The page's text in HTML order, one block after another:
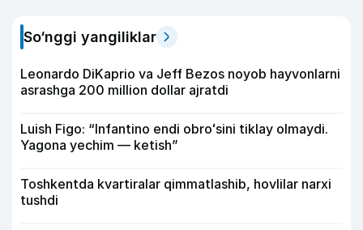
So‘nggi yangiliklar
Leonardo DiKaprio va Jeff Bezos noyob hayvonlarni
asrashga 200 million dollar ajratdi
Luish Figo: “Infantino endi obroʻsini tiklay olmaydi.
Yagona yechim — ketish”
Toshkentda kvartiralar qimmatlashib, hovlilar narxi
tushdi